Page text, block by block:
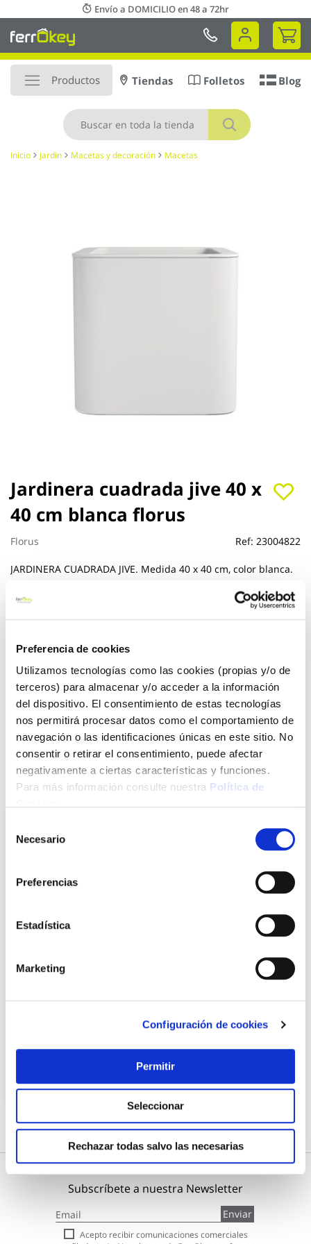
Preferencia de cookies
Utilizamos tecnologías como las cookies (propias y/o de
terceros) para almacenar y/o acceder a la información
del dispositivo. El consentimiento de estas tecnologías
nos permitirá procesar datos como el comportamiento de
navegación o las identificaciones únicas en este sitio. No
consentir o retirar el consentimiento, puede afectar
negativamente a ciertas características y funciones.
Para más información consulte nuestra Política de
Necesario
Preferencias
Estadística
Marketing
Configuración de cookies
Permitir
Seleccionar
Rechazar todas salvo las necesarias
al
contenido
Envío a DOMICILIO en 48 a 72hr
Mi
Productos
Buscar
Tiendas Folletos Blog
Inicio Jardin Macetas y decoración Macetas
Jardinera cuadrada jive 40 x
40 cm blanca florus
Florus Ref: 23004822
JARDINERA CUADRADA JIVE. Medida 40 x 40 cm, color blanca.
Ver más
Agotado
Introduce tu e-mail y te avisaremos si el artículo vuelve a
estar disponible.
Avisarme
Saltar
al
comienzo
de
la
de
imágenes
También te puede interesar
Baranda ventana extensible 150-200 cm sauvic
44,35 €
Añadir al carrito
Subscríbete a nuestra Newsletter
a
nuestro
boletín
Enviar
Acepto recibir comunicaciones comerciales